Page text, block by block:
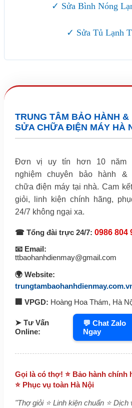
✓ Sửa Bình Nóng
✓ Sửa Tủ Lạnh
TRUNG TÂM BẢO HÀNH &
SỬA CHỮA ĐIỆN MÁY HÀ
Đơn vị uy tín hơn 10 năm
nghiệm chuyên bảo hành &
chữa điện máy tại nhà. Cam
giỏi, linh kiện chính hãng,
24/7 không ngại xa.
☎ Tổng đài trực 24/7: 0986 804
📧 Email:
ttbaohanhdienmay@gmail.com
🌍 Website:
🏢 VPGD: Hoàng Hoa Thám, Hà
➤ Tư Vấn
Online:
💬 Chat Zalo
Ngay
Gọi là có thợ! ⭐ Bảo hành chính
⭐ Phục vụ toàn Hà Nội
"Thợ giỏi ⭐ Linh kiện chuẩn ⭐ Dịch